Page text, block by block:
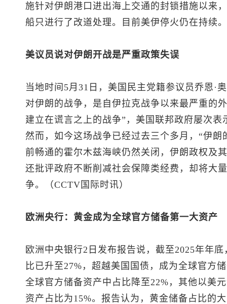
施针对伊朗港口进出海上交通的封锁措施以来
船只进行了改道处理。目前美伊停火仍在持续
美议员说对伊朗开战是严重政策失误
当地时间5月31日，美国民主党籍参议员乔恩·
对伊朗的战争，是自伊拉克战争以来最严重的
建立在谎言之上的战争”，美国联邦政府屡次表
然而，如今这场战争已经过去三个多月，“伊
前畅通的霍尔木兹海峡仍然关闭，伊朗政权及
还批评政府不断削减社会保障类经费，却将大
争。（CCTV国际时讯）
欧洲央行：黄金成为全球官方储备第一大资产
欧洲中央银行2日发布报告说，截至2025年年
比已升至27%，超越美国国债，成为全球官方
全球官方储备资产中占比降至22%，其他以美
资产占比为15%。报告认为，黄金储备占比的